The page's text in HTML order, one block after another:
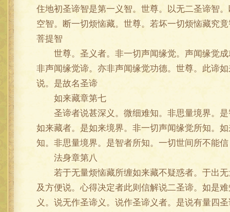
住地初圣谛智是第一义智。世尊。以无二圣谛智
空智。断一切烦恼藏。世尊。若坏一切烦恼藏究
菩提智
世尊。圣义者。非一切声闻缘觉。声闻缘觉成
非声闻缘觉谛。亦非声闻缘觉功德。世尊。此谛
说。是故名圣谛
如来藏章第七
圣谛者说甚深义。微细难知。非思量境界。是
如来藏者。是如来境界。非一切声闻缘觉所知。
知。非思量境界。是智者所知。一切世间所不能信
法身章第八
若于无量烦恼藏所缠如来藏不疑惑者。于出无
及方便说。心得决定者此则信解说二圣谛。如是
义。说无作圣谛义。说作圣谛义者。是说有量四